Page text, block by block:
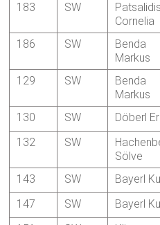
183
SW
Patsalidis
Cornelia
186 SW
Benda
Markus
129
SW
Benda
Markus
130 SW Döberl
132
SW
Sölve
143 SW Bayerl
147
SW Bayerl